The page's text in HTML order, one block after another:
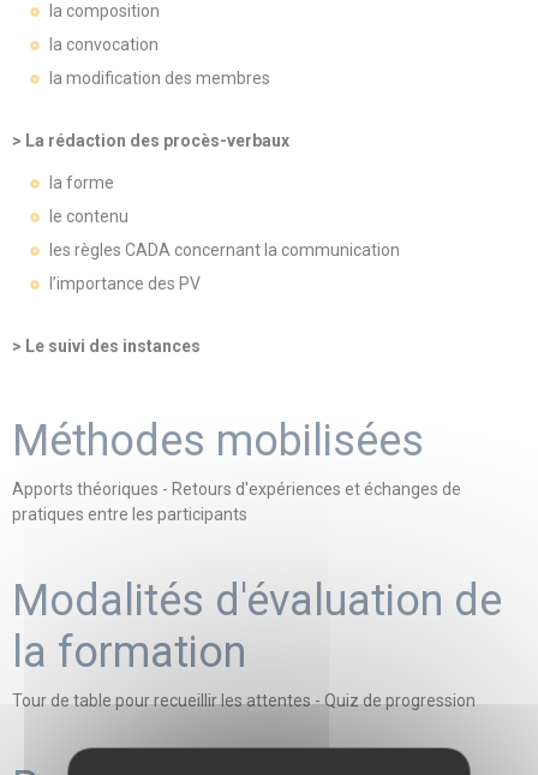
la composition
la convocation
la modification des membres
> La rédaction des procès-verbaux
la forme
le contenu
les règles CADA concernant la communication
l’importance des PV
> Le suivi des instances
Méthodes mobilisées
Apports théoriques - Retours d'expériences et échanges de
pratiques entre les participants
Modalités d'évaluation de
la formation
Tour de table pour recueillir les attentes - Quiz de progression